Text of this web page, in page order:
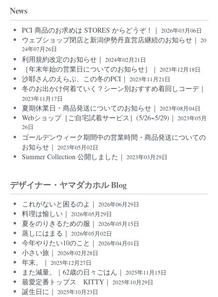
News
PCI 商品のお求めは STORES からどうぞ！｜ 2026年03月06日
ウェブショップ閉店と新潟伊勢丹直営店継続のお知らせ｜ 20
24年07月26日
利用規約改定のお知らせ｜ 2024年02月21日
［年末年始の営業日についてのお知らせ］｜ 2023年12月18日
沙耶さんのえらぶ、この冬のPCI｜ 2023年11月21日
冬のお出かけ何着ていく？シーン別おすすめ着回しコーデ｜
2023年11月17日
夏期休業日・商品発送についてのお知らせ｜ 2023年08月04日
Webショップ［ご自宅試着サービス］(5/26~5/29)｜ 2023年05月
26日
ゴールデンウィーク期間中の営業時間・商品発送についての
お知らせ｜ 2023年05月02日
Summer Collection 公開しました｜ 2023年03月29日
デザイナー・ヤマダカホル Blog
これがないと困るのよ｜ 2026年06月29日
料理は愉しい｜ 2026年05月29日
夏をのりきるための服｜ 2026年05月15日
蒸しにはまる｜ 2026年05月02日
今年やりたい10のこと｜ 2026年04月01日
小さい旅｜ 2026年02月28日
年末。｜ 2025年12月27日
また減量。｜62歳の日々ごはん｜ 2025年11月15日
最愛定番トップス KITTY｜ 2025年10月29日
誕生日に｜ 2025年10月23日